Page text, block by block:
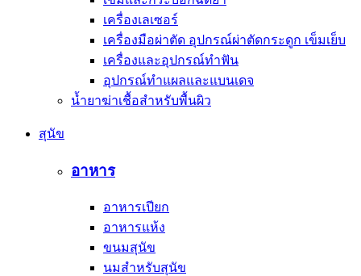
เครื่องเลเซอร์
เครื่องมือผ่าตัด อุปกรณ์ผ่าตัดกระดูก เข็มเย็บ
เครื่องและอุปกรณ์ทำฟัน
อุปกรณ์ทำแผลและแบนเดจ
น้ำยาฆ่าเชื้อสำหรับพื้นผิว
สุนัข
อาหาร
อาหารเปียก
อาหารแห้ง
ขนมสุนัข
นมสำหรับสุนัข